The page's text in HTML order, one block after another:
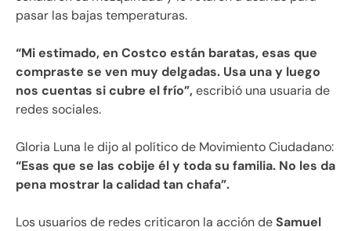
pasar las bajas temperaturas.
“Mi estimado, en Costco están baratas, esas que
compraste se ven muy delgadas. Usa una y luego
nos cuentas si cubre el frío”, escribió una usuaria de
redes sociales.
Gloria Luna le dijo al político de Movimiento Ciudadano:
“Esas que se las cobije él y toda su familia. No les da
pena mostrar la calidad tan chafa”.
Los usuarios de redes criticaron la acción deSamuel